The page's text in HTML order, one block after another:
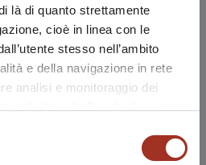
là di quanto strettamente
cioè in linea con le
stesso nell’ambito
e della navigazione in rete
analisi e monitoraggio dei
che si occupano di analisi